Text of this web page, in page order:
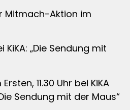
Mitmach-Aktion im
KiKA: „Die Sendung mit
11.30 Uhr bei KiKA
Sendung mit der Maus“